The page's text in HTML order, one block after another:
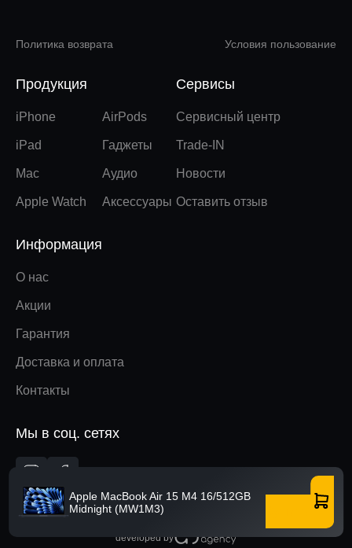
Apple MacBook Air 15 M4 16/512GB
Midnight (MW1M3)
Политика возврата Условия пользование
Продукция
iPhone
iPad
Mac
Apple Watch
AirPods
Гаджеты
Аудио
Аксессуары
Сервисы
Сервисный центр
Trade-IN
Новости
Оставить отзыв
Информация
О нас
Акции
Гарантия
Доставка и оплата
Контакты
Мы в соц. сетях
Вверх
developed by